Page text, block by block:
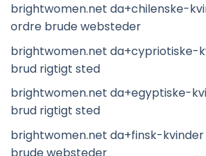
brightwomen.net da+chilenske-
ordre brude websteder
brightwomen.net da+cypriotiske-
brud rigtigt sted
brightwomen.net da+egyptiske-
brud rigtigt sted
brightwomen.net da+finsk-kvinder